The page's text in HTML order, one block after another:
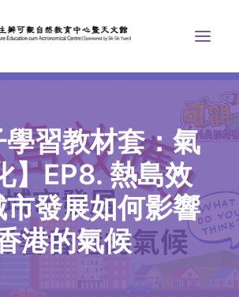
CENTRE
學習教材套：氣
】EP8. 熱島效
市發展如何影響
港的氣候